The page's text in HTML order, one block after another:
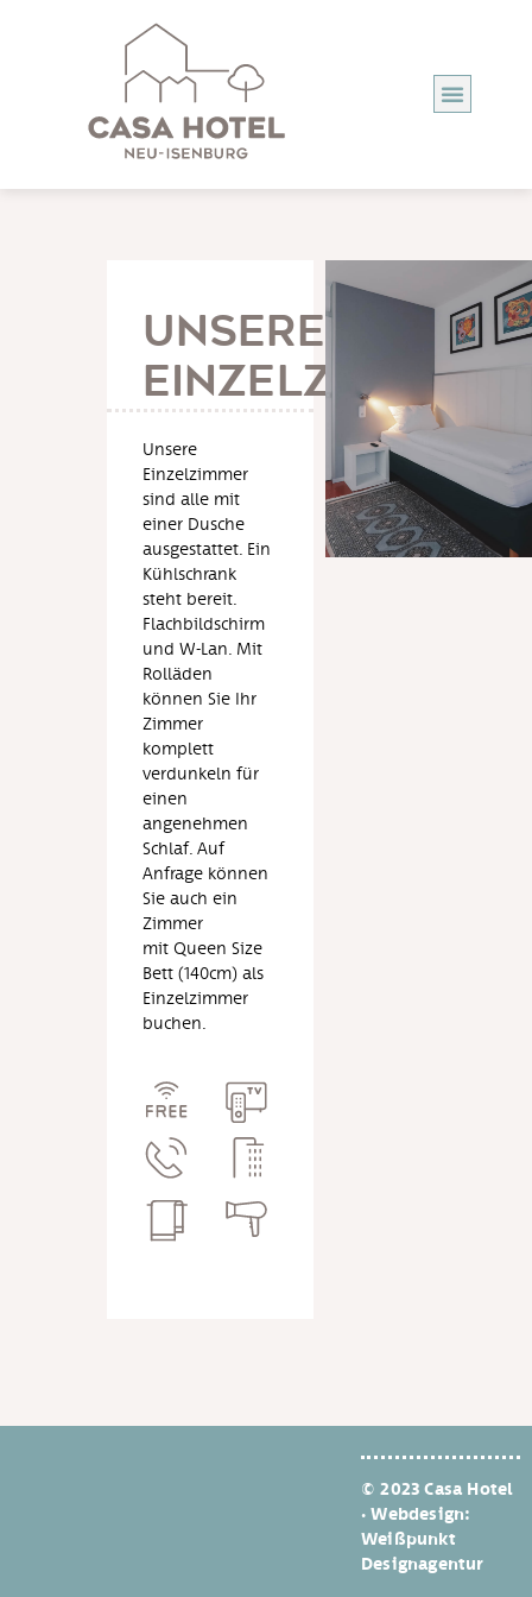
Unsere
Einzelzimmer
Unsere
Einzelzimmer
sind alle mit
einer Dusche
ausgestattet. Ein
Kühlschrank
steht bereit.
Flachbildschirm
und W-Lan. Mit
Rolläden
können Sie Ihr
Zimmer
komplett
verdunkeln für
einen
angenehmen
Schlaf. Auf
Anfrage können
Sie auch ein
Zimmer
mit Queen Size
Bett (140cm) als
Einzelzimmer
buchen.
© 2023 Casa Hotel
· Webdesign:
Weißpunkt
Designagentur